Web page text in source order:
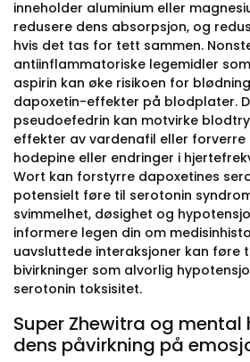
inneholder aluminium eller
redusere dens absorpsjon, og
hvis det tas for tett sammen.
antiinflammatoriske legemidler
aspirin kan øke risikoen for
dapoxetin-effekter på blodplater.
pseudoefedrin kan motvirke
effekter av vardenafil eller forverre
hodepine eller endringer i
Wort kan forstyrre dapoxetines
potensielt føre til serotonin
svimmelhet, døsighet og
informere legen din om
uavsluttede interaksjoner kan føre
bivirkninger som alvorlig
serotonin toksisitet.
Super Zhewitra og mental
dens påvirkning på